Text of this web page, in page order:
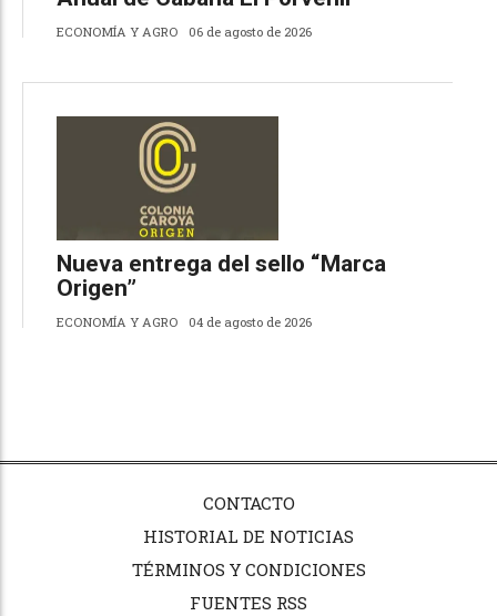
ECONOMÍA Y AGRO 06 de agosto de 2026
Nueva entrega del sello “Marca
Origen”
ECONOMÍA Y AGRO 04 de agosto de 2026
CONTACTO
HISTORIAL DE NOTICIAS
TÉRMINOS Y CONDICIONES
FUENTES RSS